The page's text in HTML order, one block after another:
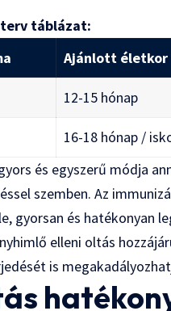
táblázat:
Ajánlott életkor
12-15 hónap
16-18 hónap /
és egyszerű módja
szemben. Az
gyorsan és hatékonyan
elleni oltás
is